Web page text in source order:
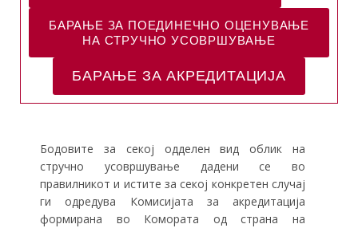
БАРАЊЕ ЗА ПОЕДИНЕЧНО ОЦЕНУВАЊЕ
НА СТРУЧНО УСОВРШУВАЊЕ
БАРАЊЕ ЗА АКРЕДИТАЦИЈА
Бодовите за секој одделен вид облик на
стручно усовршување дадени се во
правилникот и истите за секој конкретен случај
ги одредува Комисијата за акредитација
формирана во Комората од страна на